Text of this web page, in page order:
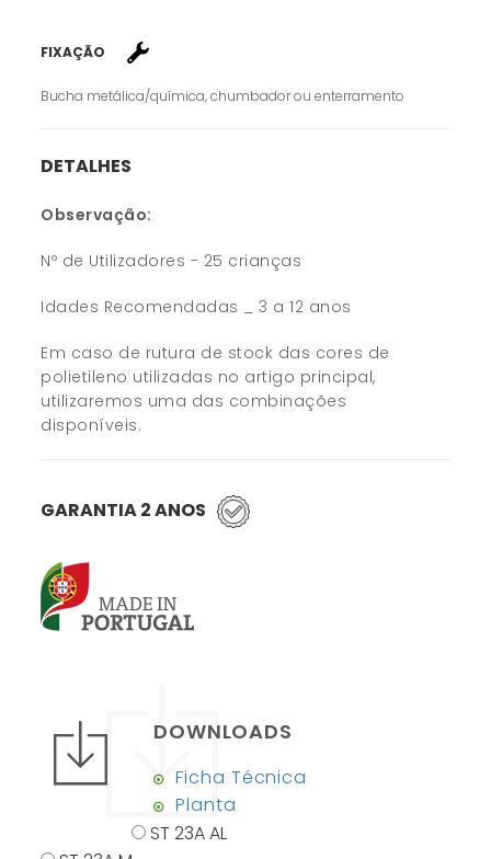
FIXAÇÃO
Bucha metálica/química, chumbador ou enterramento
DETALHES
Observação:
Nº de Utilizadores - 25 crianças
Idades Recomendadas _ 3 a 12 anos
Em caso de rutura de stock das cores de
polietileno utilizadas no artigo principal,
utilizaremos uma das combinações
disponíveis.
GARANTIA 2 ANOS
DOWNLOADS
Ficha Técnica
Planta
ST 23A AL